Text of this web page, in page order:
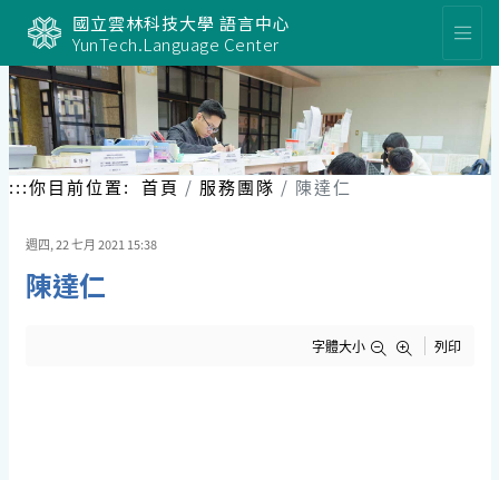
要
內
容
區
塊
國立雲林科技大學 語言中心
YunTech.Language Center
:::你目前位置: 首頁 服務團隊 陳達仁
週四, 22 七月 2021 15:38
陳達仁
字體大小 列印